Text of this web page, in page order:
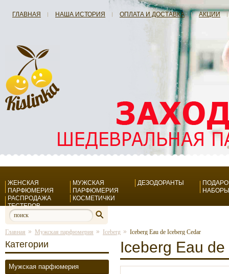
ГЛАВНАЯ НАША ИСТОРИЯ ОПЛАТА И ДОСТАВКА АКЦИИ
ЖЕНСКАЯ
ПАРФЮМЕРИЯ
МУЖСКАЯ
ПАРФЮМЕРИЯ
ДЕЗОДОРАНТЫ
НАБОРЫ
РАСПРОДАЖА
ТЕСТЕРОВ
КОСМЕТИЧКИ
Главная » Мужская парфюмерия » Iceberg » Iceberg Eau de Iceberg Cedar
Категории
Мужская парфюмерия
Iceberg Eau